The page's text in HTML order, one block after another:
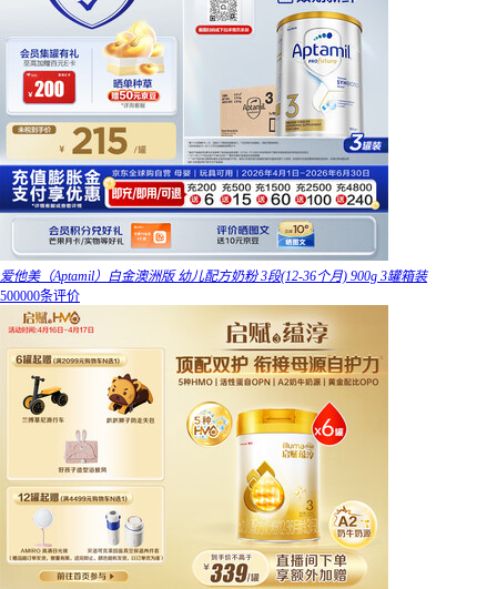
爱他美（Aptamil）白金澳洲版 幼儿配方奶粉 3段(12-36个月) 900g 3罐箱装
500000条评价